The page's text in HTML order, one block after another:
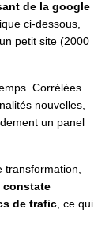
de la google
ci-dessous,
petit site (2000
Corrélées
nouvelles,
un panel
constate
de trafic , ce qui